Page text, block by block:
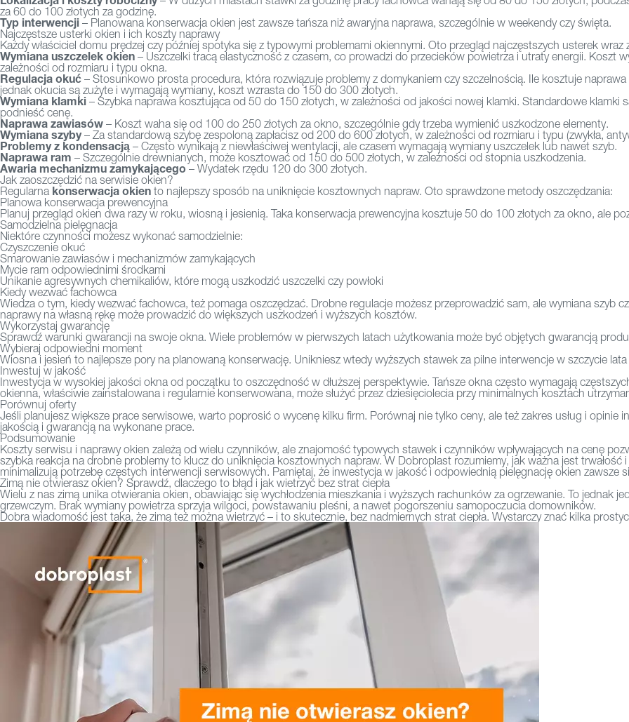
za 60 do 100 złotych za godzinę.
Typ interwencji – Planowana konserwacja okien jest zawsze tańsza niż awaryjna naprawa, szczególnie w weekendy czy święta.
Najczęstsze usterki okien i ich koszty naprawy
Każdy właściciel domu prędzej czy później spotyka się z typowymi problemami okiennymi. Oto przegląd najczęstszych usterek wraz
Wymiana uszczelek okien – Uszczelki tracą elastyczność z czasem, co prowadzi do przecieków powietrza i utraty energii. Koszt
zależności od rozmiaru i typu okna.
Regulacja okuć – Stosunkowo prosta procedura, która rozwiązuje problemy z domykaniem czy szczelnością. Ile kosztuje
jednak okucia są zużyte i wymagają wymiany, koszt wzrasta do 150 do 300 złotych.
Wymiana klamki – Szybka naprawa kosztująca od 50 do 150 złotych, w zależności od jakości nowej klamki. Standardowe klamki
podnieść cenę.
Naprawa zawiasów – Koszt waha się od 100 do 250 złotych za okno, szczególnie gdy trzeba wymienić uszkodzone elementy.
Wymiana szyby– Za standardową szybę zespoloną zapłacisz od 200 do 600 złotych, w zależności od rozmiaru i typu (zwykła,
Problemy z kondensacją – Często wynikają z niewłaściwej wentylacji, ale czasem wymagają wymiany uszczelek lub nawet szyb.
Naprawa ram – Szczególnie drewnianych, może kosztować od 150 do 500 złotych, w zależności od stopnia uszkodzenia.
Awaria mechanizmu zamykającego– Wydatek rzędu 120 do 300 złotych.
Jak zaoszczędzić na serwisie okien?
Regularna konserwacja okien to najlepszy sposób na uniknięcie kosztownych napraw. Oto sprawdzone metody oszczędzania:
Planowa konserwacja prewencyjna
Planuj przegląd okien dwa razy w roku, wiosną i jesienią. Taka konserwacja prewencyjna kosztuje 50 do 100 złotych za okno, ale
Samodzielna pielęgnacja
Niektóre czynności możesz wykonać samodzielnie:
Czyszczenie okuć
Smarowanie zawiasów i mechanizmów zamykających
Mycie ram odpowiednimi środkami
Unikanie agresywnych chemikaliów, które mogą uszkodzić uszczelki czy powłoki
Kiedy wezwać fachowca
Wiedza o tym, kiedy wezwać fachowca, też pomaga oszczędzać. Drobne regulacje możesz przeprowadzić sam, ale wymiana szyb
naprawy na własną rękę może prowadzić do większych uszkodzeń i wyższych kosztów.
Wykorzystaj gwarancję
Sprawdź warunki gwarancji na swoje okna. Wiele problemów w pierwszych latach użytkowania może być objętych gwarancją
Wybieraj odpowiedni moment
Wiosna i jesień to najlepsze pory na planowaną konserwację. Unikniesz wtedy wyższych stawek za pilne interwencje w szczycie lata
Inwestuj w jakość
Inwestycja w wysokiej jakości okna od początku to oszczędność w dłuższej perspektywie. Tańsze okna często wymagają
okienna, właściwie zainstalowana i regularnie konserwowana, może służyć przez dziesięciolecia przy minimalnych kosztach
Porównuj oferty
Jeśli planujesz większe prace serwisowe, warto poprosić o wycenę kilku firm. Porównaj nie tylko ceny, ale też zakres usług i opinie
jakością i gwarancją na wykonane prace.
Podsumowanie
Koszty serwisu i naprawy okien zależą od wielu czynników, ale znajomość typowych stawek i czynników wpływających na cenę
szybka reakcja na drobne problemy to klucz do uniknięcia kosztownych napraw. W Dobroplast rozumiemy, jak ważna jest
minimalizują potrzebę częstych interwencji serwisowych. Pamiętaj, że inwestycja w jakość i odpowiednią pielęgnację okien zawsze
Zimą nie otwierasz okien? Sprawdź, dlaczego to błąd i jak wietrzyć bez strat ciepła
Wielu z nas zimą unika otwierania okien, obawiając się wychłodzenia mieszkania i wyższych rachunków za ogrzewanie. To jednak
grzewczym. Brak wymiany powietrza sprzyja wilgoci, powstawaniu pleśni, a nawet pogorszeniu samopoczucia domowników.
Dobra wiadomość jest taka, że zimą też można wietrzyć – i to skutecznie, bez nadmiernych strat ciepła. Wystarczy znać kilka